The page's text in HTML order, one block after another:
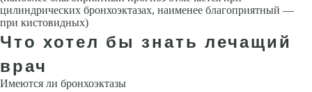
цилиндрических бронхоэктазах, наименее благоприятный —
при кистовидных)
Что хотел бы знать лечащий
врач
Имеются ли бронхоэктазы